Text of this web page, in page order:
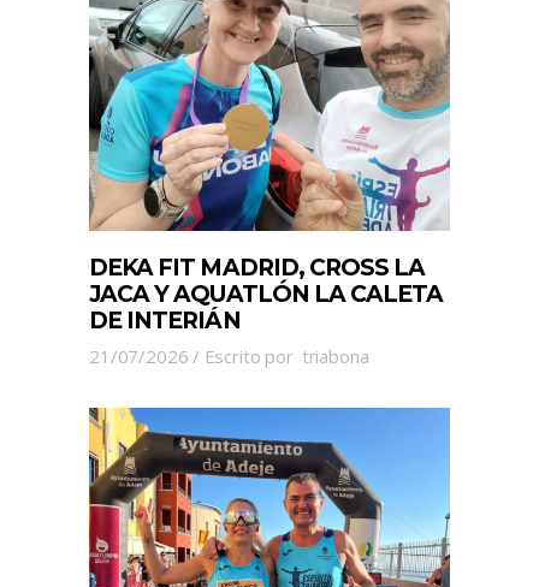
DEKA FIT MADRID, CROSS LA
JACA Y AQUATLÓN LA CALETA
DE INTERIÁN
21/07/2026 Escrito por triabona